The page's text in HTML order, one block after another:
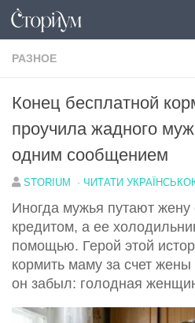
Под записью
РАЗНОЕ
Конец бесплатной
проучила жадного
одним сообщением
STORIUM · ЧИТАТИ
Иногда мужья путают
кредитом, а ее
помощью. Герой этой
кормить маму за счет
он забыл: голодная